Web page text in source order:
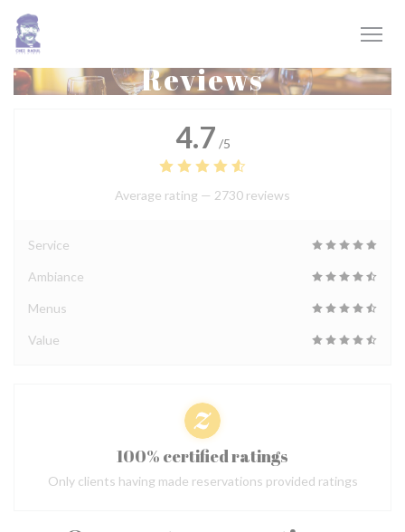
Personalizing your cookie choices
Reviews
4.7 /5
Average rating — 2730 reviews
Service
Ambiance
Menus
Value
100% certified ratings
Only clients having made reservations provided ratings